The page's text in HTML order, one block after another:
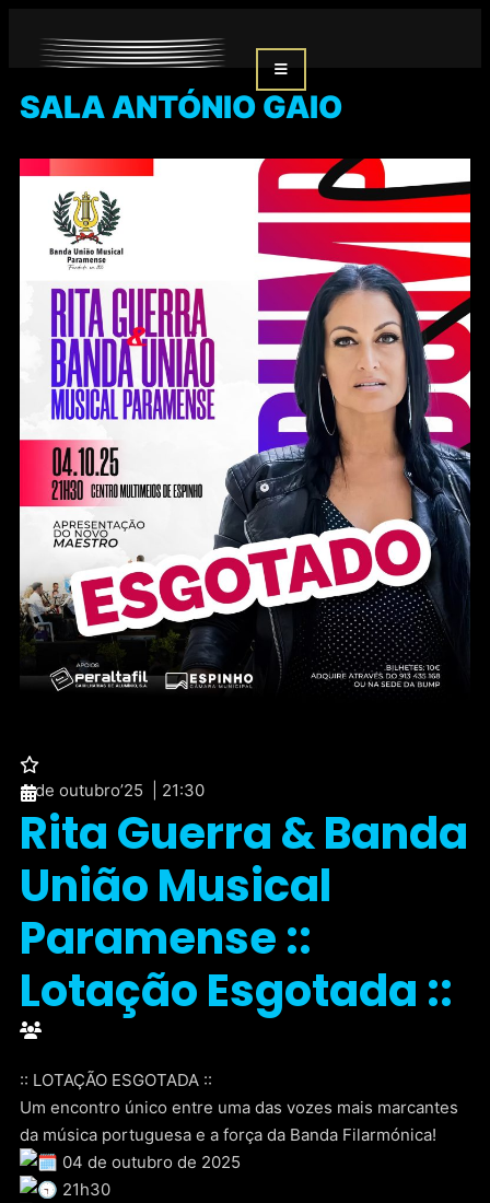
SALA ANTÓNIO GAIO
4 de outubro’25 | 21:30
Rita Guerra & Banda
União Musical
Paramense ::
Lotação Esgotada ::
:: LOTAÇÃO ESGOTADA ::
Um encontro único entre uma das vozes mais marcantes
da música portuguesa e a força da Banda Filarmónica!
04 de outubro de 2025
21h30